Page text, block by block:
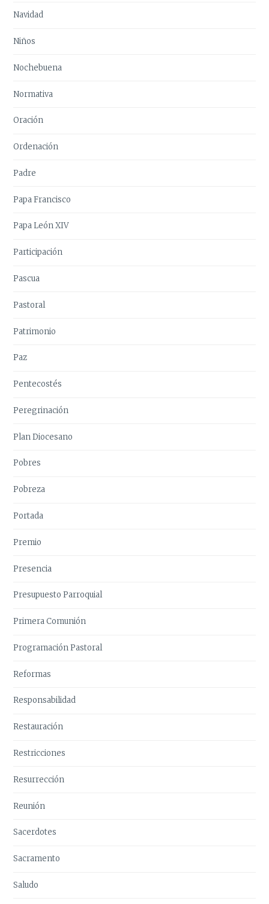
Navidad
Niños
Nochebuena
Normativa
Oración
Ordenación
Padre
Papa Francisco
Papa León XIV
Participación
Pascua
Pastoral
Patrimonio
Paz
Pentecostés
Peregrinación
Plan Diocesano
Pobres
Pobreza
Portada
Premio
Presencia
Presupuesto Parroquial
Primera Comunión
Programación Pastoral
Reformas
Responsabilidad
Restauración
Restricciones
Resurrección
Reunión
Sacerdotes
Sacramento
Saludo